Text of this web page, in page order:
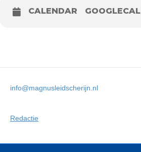
CALENDAR GOOGLECAL
info@magnusleidscherijn.nl
Redactie